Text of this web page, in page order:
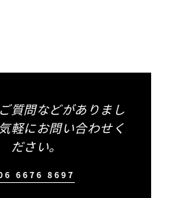
質問などがありまし
軽にお問い合わせく
ださい。
6676 8697